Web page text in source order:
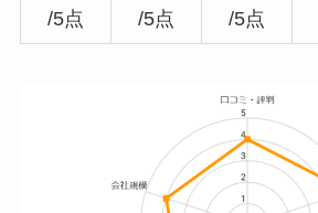
/5点
/5点
/5点